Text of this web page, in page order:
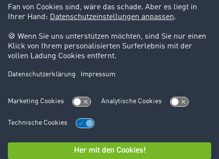
Kontakt
Rechtliches
Impressum
AGB